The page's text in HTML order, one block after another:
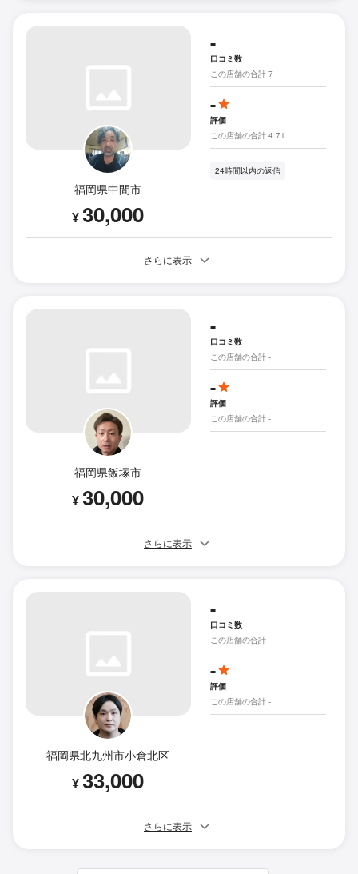
福岡県中間市
¥30,000
-
口コミ数
この店舗の合計 7
-
評価
この店舗の合計 4.71
24時間以内の返信
さらに表示
福岡県飯塚市
¥30,000
-
口コミ数
この店舗の合計 -
-
評価
この店舗の合計 -
さらに表示
福岡県北九州市小倉北区
¥33,000
-
口コミ数
この店舗の合計 -
-
評価
この店舗の合計 -
さらに表示